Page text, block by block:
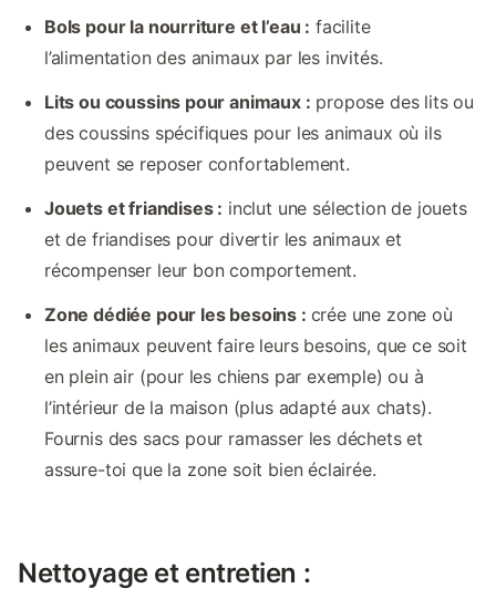
Bols pour la nourriture et l’eau : facilite
l’alimentation des animaux par les invités.
Lits ou coussins pour animaux : propose des lits ou
des coussins spécifiques pour les animaux où ils
peuvent se reposer confortablement.
Jouets et friandises : inclut une sélection de jouets
et de friandises pour divertir les animaux et
récompenser leur bon comportement.
Zone dédiée pour les besoins : crée une zone où
les animaux peuvent faire leurs besoins, que ce soit
en plein air (pour les chiens par exemple) ou à
l’intérieur de la maison (plus adapté aux chats).
Fournis des sacs pour ramasser les déchets et
assure-toi que la zone soit bien éclairée.
Nettoyage et entretien :